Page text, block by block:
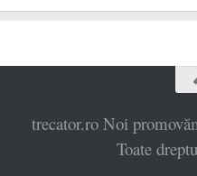
trecator.ro Noi
Toate